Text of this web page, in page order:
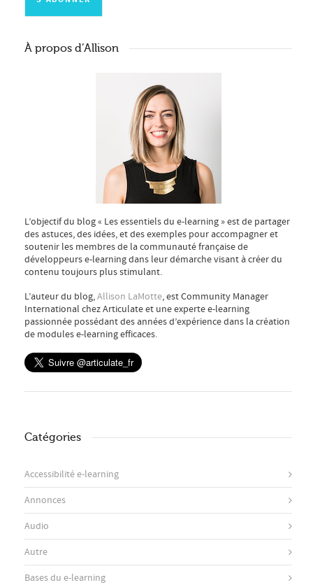
À propos d’Allison
L’objectif du blog « Les essentiels du e-learning » est de partager
des astuces, des idées, et des exemples pour accompagner et
soutenir les membres de la communauté française de
développeurs e-learning dans leur démarche visant à créer du
contenu toujours plus stimulant.
L’auteur du blog,Allison LaMotte, est Community Manager
International chez Articulate et une experte e-learning
passionnée possédant des années d’expérience dans la création
de modules e-learning efficaces.
Catégories
Accessibilité e-learning
Annonces
Audio
Autre
Bases du e-learning